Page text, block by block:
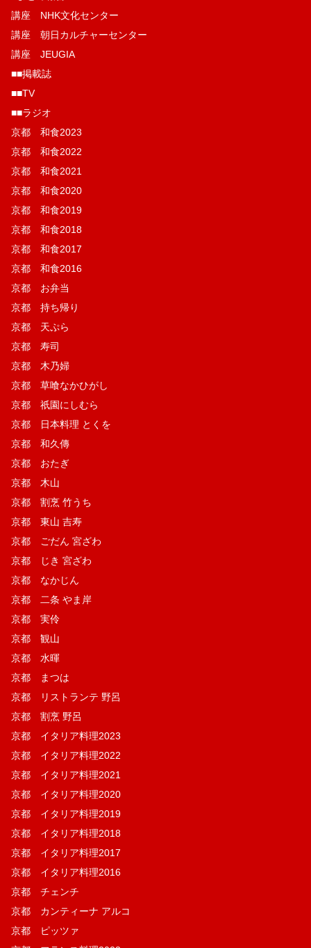
講座 NHK文化センター
講座 朝日カルチャーセンター
講座 JEUGIA
■■掲載誌
■■TV
■■ラジオ
京都 和食2023
京都 和食2022
京都 和食2021
京都 和食2020
京都 和食2019
京都 和食2018
京都 和食2017
京都 和食2016
京都 お弁当
京都 持ち帰り
京都 天ぷら
京都 寿司
京都 木乃婦
京都 草喰なかひがし
京都 祇園にしむら
京都 日本料理 とくを
京都 和久傳
京都 おたぎ
京都 木山
京都 割烹 竹うち
京都 東山 吉寿
京都 ごだん 宮ざわ
京都 じき 宮ざわ
京都 なかじん
京都 二条 やま岸
京都 実伶
京都 観山
京都 水暉
京都 まつは
京都 リストランテ 野呂
京都 割烹 野呂
京都 イタリア料理2023
京都 イタリア料理2022
京都 イタリア料理2021
京都 イタリア料理2020
京都 イタリア料理2019
京都 イタリア料理2018
京都 イタリア料理2017
京都 イタリア料理2016
京都 チェンチ
京都 カンティーナ アルコ
京都 ピッツァ